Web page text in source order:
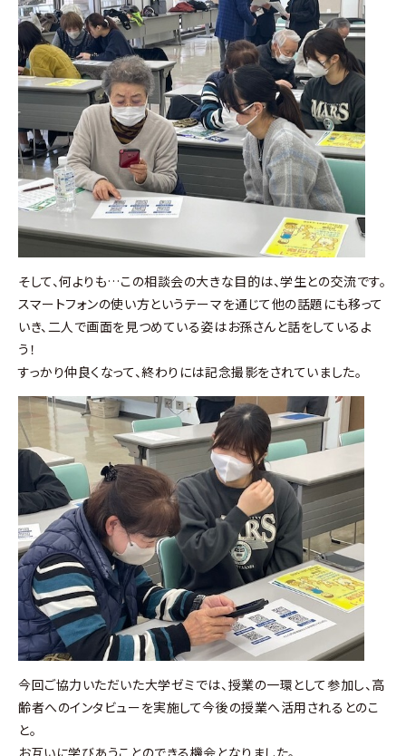
そして、何よりも…この相談会の大きな目的は、学生との交流です。
スマートフォンの使い方というテーマを通じて他の話題にも移って
いき、二人で画面を見つめている姿はお孫さんと話をしているよ
う！
すっかり仲良くなって、終わりには記念撮影をされていました。
今回ご協力いただいた大学ゼミでは、授業の一環として参加し、高
齢者へのインタビューを実施して今後の授業へ活用されるとのこ
と。
お互いに学びあうことのできる機会となりました。